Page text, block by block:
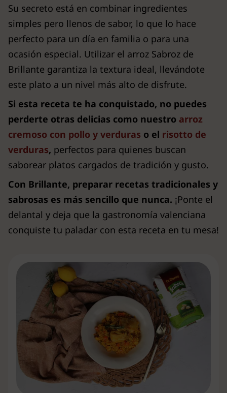
Su secreto está en combinar ingredientes
simples pero llenos de sabor, lo que lo hace
perfecto para un día en familia o para una
ocasión especial. Utilizar el arroz Sabroz de
Brillante garantiza la textura ideal, llevándote
este plato a un nivel más alto de disfrute.
Si esta receta te ha conquistado, no puedes
perderte otras delicias como nuestro arroz
cremoso con pollo y verduras o el risotto de
verduras, perfectos para quienes buscan
saborear platos cargados de tradición y gusto.
Con Brillante, preparar recetas tradicionales y
sabrosas es más sencillo que nunca. ¡Ponte el
delantal y deja que la gastronomía valenciana
conquiste tu paladar con esta receta en tu mesa!